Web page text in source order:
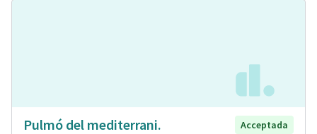
Pulmó del mediterrani.
Acceptada